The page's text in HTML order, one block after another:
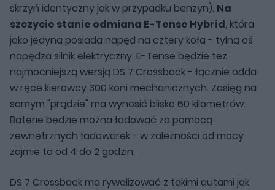
skrzyń identyczny jak w przypadku benzyn). Na
szczycie stanie odmiana E-Tense Hybrid, która
jako jedyna posiada napęd na cztery koła - tylną oś
napędza silnik elektryczny. E-Tense będzie też
najmocniejszą wersją DS 7 Crossback - łącznie odda
w ręce kierowcy 300 koni mechanicznych. Zasięg na
samym "prądzie" ma wynosić blisko 60 kilometrów.
Baterie będzie można ładować za pomocą
zewnętrznych ładowarek - w zależności od mocy
zajmie to od 4 do 2 godzin.
DS 7 Crossback ma rywalizować z takimi autami jak